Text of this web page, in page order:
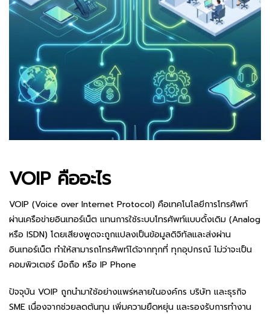
VOIP คืออะไร
VOIP (Voice over Internet Protocol) คือเทคโนโลยีการโทรศัพท์
ผ่านเครือข่ายอินเทอร์เน็ต แทนการใช้ระบบโทรศัพท์แบบดั้งเดิม (Analog
หรือ ISDN) โดยเสียงพูดจะถูกแปลงเป็นข้อมูลดิจิทัลและส่งผ่าน
อินเทอร์เน็ต ทำให้สามารถโทรศัพท์ได้จากทุกที่ ทุกอุปกรณ์ ไม่ว่าจะเป็น
คอมพิวเตอร์ มือถือ หรือ IP Phone
ปัจจุบัน VOIP ถูกนำมาใช้อย่างแพร่หลายในองค์กร บริษัท และธุรกิจ
SME เนื่องจากช่วยลดต้นทุน เพิ่มความยืดหยุ่น และรองรับการทำงาน